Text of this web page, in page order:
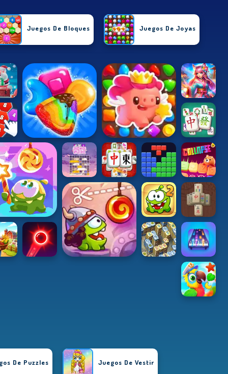
Juegos De Bloques Juegos De Joyas
Tetris Juegos De Dulces
De Puzzles Juegos De Vestir